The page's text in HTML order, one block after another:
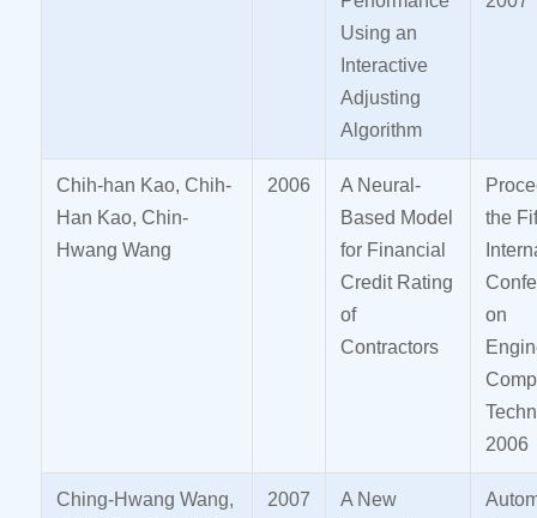
Using an
Interactive
Adjusting
Algorithm
Chih-han Kao, Chih-
Han Kao, Chin-
Hwang Wang
2006
A Neural-
Based Model
for Financial
Credit Rating
of
Contractors
the
on
2006
Ching-Hwang Wang,
2007
A New